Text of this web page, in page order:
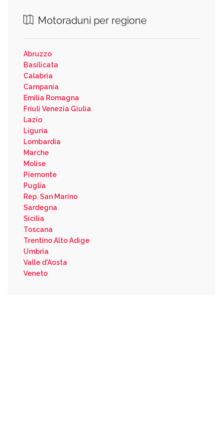
Motoraduni per regione
Abruzzo
Basilicata
Calabria
Campania
Emilia Romagna
Friuli Venezia Giulia
Lazio
Liguria
Lombardia
Marche
Molise
Piemonte
Puglia
Rep. San Marino
Sardegna
Sicilia
Toscana
Trentino Alto Adige
Umbria
Valle d'Aosta
Veneto